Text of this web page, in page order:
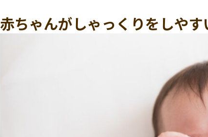
赤ちゃんがしゃっくりをしや